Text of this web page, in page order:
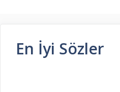
En İyi Sözler